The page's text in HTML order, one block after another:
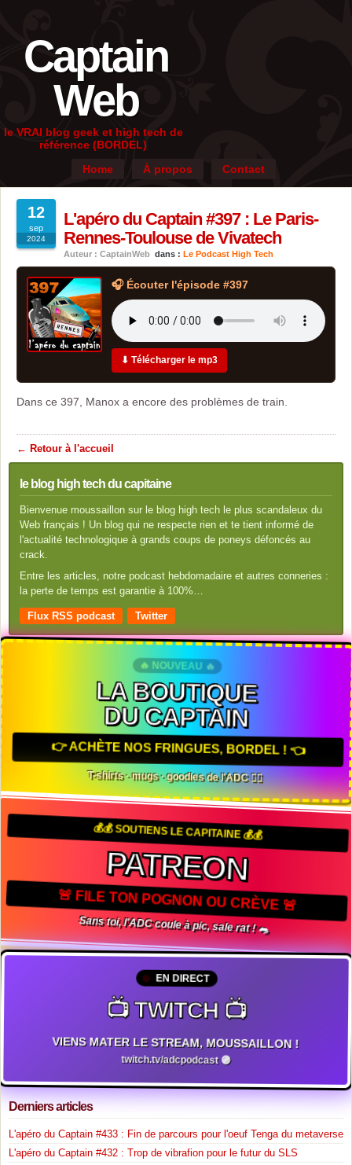
Captain
Web
le VRAI blog geek et high tech de
référence (BORDEL)
Home
À propos Contact
12
sep
2024
L'apéro du Captain #397 : Le Paris-
Rennes-Toulouse de Vivatech
Auteur : CaptainWeb dans : Le Podcast High Tech
🎧 Écouter l'épisode #397
⬇ Télécharger le mp3
Dans ce 397, Manox a encore des problèmes de train.
← Retour à l'accueil
le blog high tech du capitaine
Bienvenue moussaillon sur le blog high tech le plus scandaleux du
Web français ! Un blog qui ne respecte rien et te tient informé de
l'actualité technologique à grands coups de poneys défoncés au
crack.
Entre les articles, notre podcast hebdomadaire et autres conneries :
la perte de temps est garantie à 100%…
Flux RSS podcast Twitter
🔥 NOUVEAU 🔥
LA BOUTIQUE
DU CAPTAIN
👉 ACHÈTE NOS FRINGUES, BORDEL ! 👈
T-shirts · mugs · goodies de l'ADC 🏴‍☠️
💰💰 SOUTIENS LE CAPITAINE 💰💰
PATREON
🚨 FILE TON POGNON OU CRÈVE 🚨
Sans toi, l'ADC coule à pic, sale rat ! 🐀
EN DIRECT
📺 TWITCH 📺
VIENS MATER LE STREAM, MOUSSAILLON !
twitch.tv/adcpodcast 🟣
Derniers articles
L'apéro du Captain #433 : Fin de parcours pour l'oeuf Tenga du metaverse
L'apéro du Captain #432 : Trop de vibrafion pour le futur du SLS